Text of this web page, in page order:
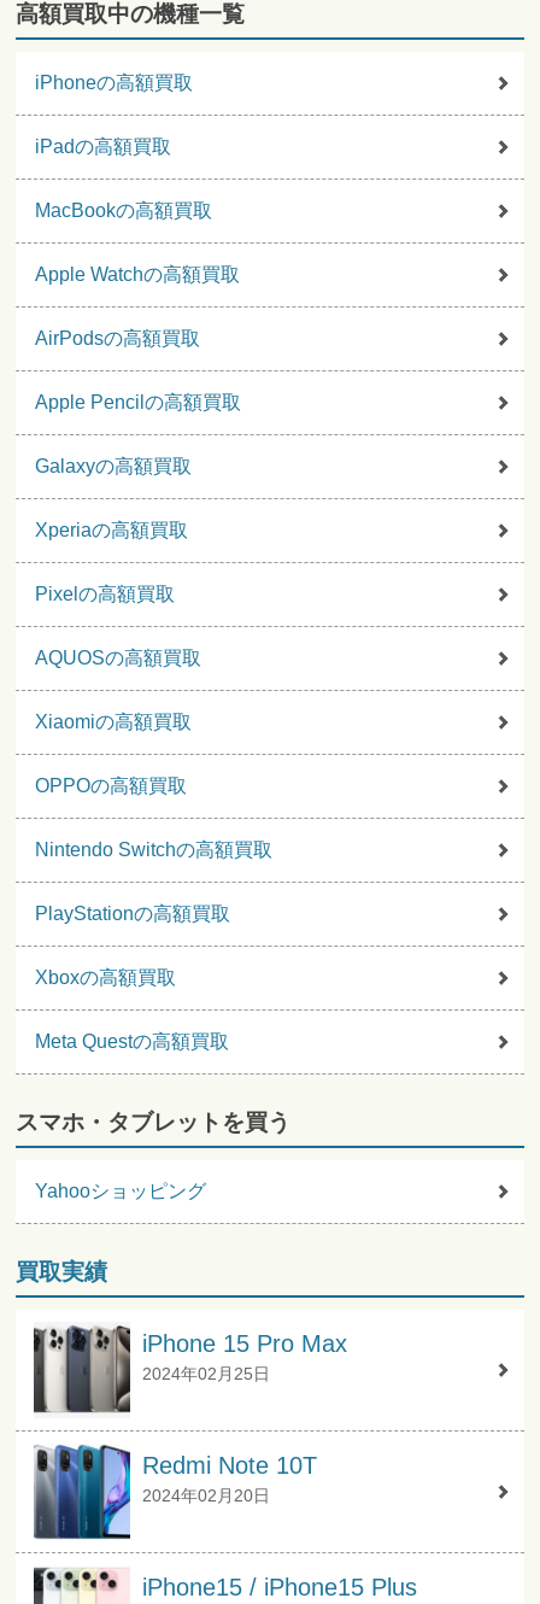
高額買取中の機種一覧
iPhoneの高額買取
iPadの高額買取
MacBookの高額買取
Apple Watchの高額買取
AirPodsの高額買取
Apple Pencilの高額買取
Galaxyの高額買取
Xperiaの高額買取
Pixelの高額買取
AQUOSの高額買取
Xiaomiの高額買取
OPPOの高額買取
Nintendo Switchの高額買取
PlayStationの高額買取
Xboxの高額買取
Meta Questの高額買取
スマホ・タブレットを買う
Yahooショッピング
買取実績
iPhone 15 Pro Max
2024年02月25日
Redmi Note 10T
2024年02月20日
iPhone15 / iPhone15 Plus